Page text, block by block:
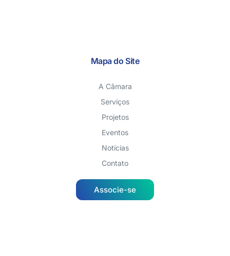
Mapa do Site
A Câmara
Serviços
Projetos
Eventos
Notícias
Contato
Associe-se